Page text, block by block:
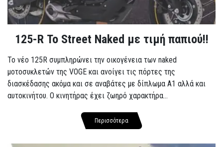
125-R Το Street Naked με τιμή παπιού!!
Το νέο 125R συμπληρώνει την οικογένεια των naked
μοτοσυκλετών της VOGE και ανοίγει τις πόρτες της
διασκέδασης ακόμα και σε αναβάτες με δίπλωμα A1 αλλά και
αυτοκινήτου. Ο κινητήρας έχει ζωηρό χαρακτήρα...
Περισσότερα